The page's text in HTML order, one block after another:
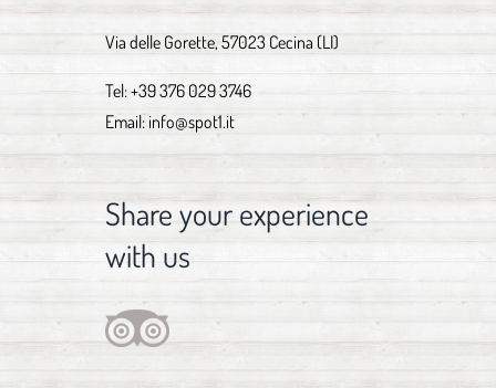
Via delle Gorette, 57023 Cecina (LI)
Tel:+39 376 029 3746
Email: info@spot1.it
Share your experience
with us